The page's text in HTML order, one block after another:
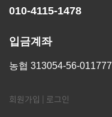
010-4115-1478
입금계좌
농협 313054-56-
회원가입 | 로그인